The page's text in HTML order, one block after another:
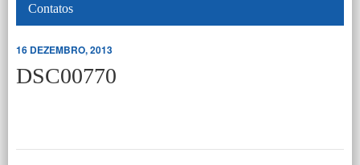
Contatos
16 DEZEMBRO, 2013
DSC00770